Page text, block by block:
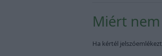
Miért
Ha kértél